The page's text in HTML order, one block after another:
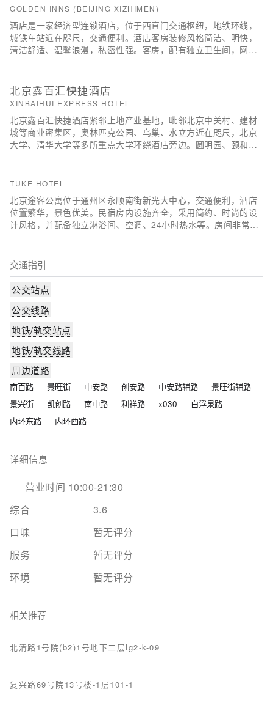
GOLDEN INNS (BEIJING XIZHIMEN)
酒店是一家经济型连锁酒店，位于西直门交通枢纽，地铁环线，
城铁车站近在咫尺，交通便利。酒店客房装修风格简洁、明快，
清洁舒适、温馨浪漫，私密性强。客房，配有独立卫生间，网络
到的出行要求。
北京鑫百汇快捷酒店
XINBAIHUI EXPRESS HOTEL
北京鑫百汇快捷酒店紧邻上地产业基地，毗邻北京中关村、建材
城等商业密集区，奥林匹克公园、鸟巢、水立方近在咫尺，北京
大学、清华大学等多所重点大学环绕酒店旁边。圆明园、颐和
TUKE HOTEL
北京途客公寓位于通州区永顺南街新光大中心，交通便利，酒店
位置繁华，景色优美。民宿房内设施齐全，采用简约、时尚的设
计风格，并配备独立淋浴间、空调、24小时热水等。房间非常干
家旅行入住的理想选择。
交通指引
公交站点
公交线路
地铁/轨交站点
地铁/轨交线路
周边道路
南百路 景旺街 中安路 创安路 中安路辅路
景旺街辅路
景兴街
凯创路 南中路 利祥路 x030
白浮泉路
内环东路
内环西路
详细信息
营业时间 10:00-21:30
综合
3.6
口味
暂无评分
服务
暂无评分
环境
暂无评分
相关推荐
北清路1号院(b2)1号地下二层lg2-k-09
复兴路69号院13号楼-1层101-1